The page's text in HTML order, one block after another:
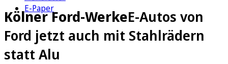
E-Paper
Kölner Ford-WerkeE-Autos von
Ford jetzt auch mit Stahlrädern
statt Alu